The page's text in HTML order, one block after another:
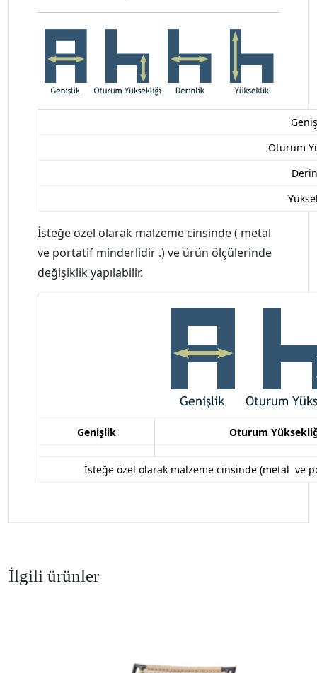
Oturum
İsteğe özel olarak malzeme cinsinde ( metal
ve portatif minderlidir .) ve ürün ölçülerinde
değişiklik yapılabilir.
Genişlik Oturum
İsteğe özel olarak malzeme cinsinde (metal ve
İlgili ürünler